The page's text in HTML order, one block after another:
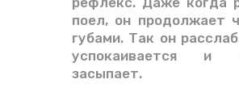
поел, он продолжает
губами. Так он
успокаивается и
засыпает.